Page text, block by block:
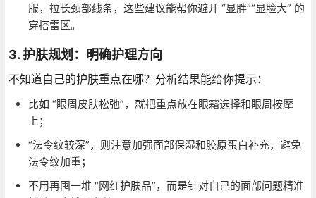
服，拉长颈部线条，这些建议能帮你避开 “显胖”“显脸大” 的
穿搭雷区。
3. 护肤规划：明确护理方向
不知道自己的护肤重点在哪？分析结果能给你提示：
比如 “眼周皮肤松弛”，就把重点放在眼霜选择和眼周按摩
上；
“法令纹较深”，则注意加强面部保湿和胶原蛋白补充，避免
法令纹加重；
不用再囤一堆 “网红护肤品”，而是针对自己的面部问题精准